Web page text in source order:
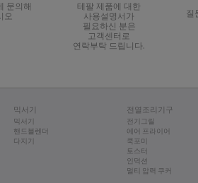
항기(인덕션 가열 시스템 아님)를 제어합니다.
노출을 제한하는 것을 포함, 무선 주파수 방
므로 항상 제품을 접지된 콘센트에 연결하십
: 칼날의 밀폐 장치가 손상되었을 수 있으므
: 칼날이 용기에 올바르게 장착되었는지 확
문의해
오
테팔 제품에 대한
사용설명서가
필요하신 분은
고객센터로
연락부탁 드립니다.
질
믹서기
믹서기
핸드블렌더
다지기
전열조리기구
전기그릴
에어 프라이어
쿡포미
토스터
인덕션
멀티 압력 쿠커